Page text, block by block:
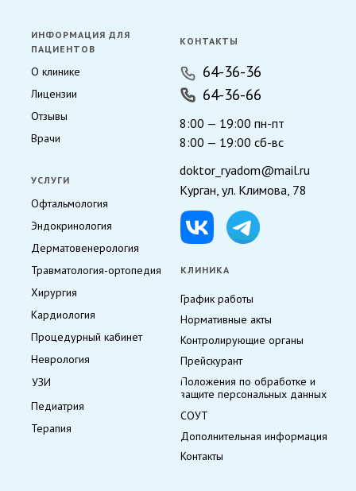
КЛИНИКА
УСЛУГИ
О клинике
Лицензии
Отзывы
Врачи
Офтальмология
Эндокринология
Дерматовенерология
Травматология-ортопедия
Хирургия
Кардиология
Процедурный кабинет
Неврология
Педиатрия
Терапия
ИНФОРМАЦИЯ ДЛЯ
ПАЦИЕНТОВ
График работы
Нормативные акты
Контролирующие органы
Прейскурант
Положения по обработке и
защите персональных данных
СОУТ
Дополнительная информация
КОНТАКТЫ
64-36-36
64-36-66
8:00 — 19:00 пн-пт
8:00 — 19:00 сб-вс
doktor_ryadom@mail.ru
Курган, ул. Климова, 78
Контакты
УЗИ